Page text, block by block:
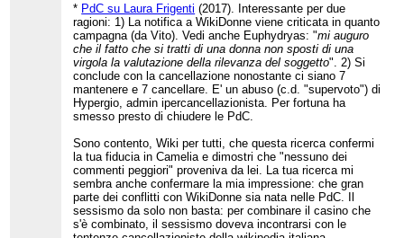
* PdC su Laura Frigenti (2017). Interessante per due
ragioni: 1) La notifica a WikiDonne viene criticata in quanto
campagna (da Vito). Vedi anche Euphydryas: "mi auguro
che il fatto che si tratti di una donna non sposti di una
virgola la valutazione della rilevanza del soggetto". 2) Si
conclude con la cancellazione nonostante ci siano 7
mantenere e 7 cancellare. E' un abuso (c.d. "supervoto") di
Hypergio, admin ipercancellazionista. Per fortuna ha
smesso presto di chiudere le PdC.
Sono contento, Wiki per tutti, che questa ricerca confermi
la tua fiducia in Camelia e dimostri che "nessuno dei
commenti peggiori" proveniva da lei. La tua ricerca mi
sembra anche confermare la mia impressione: che gran
parte dei conflitti con WikiDonne sia nata nelle PdC. Il
sessismo da solo non basta: per combinare il casino che
s'è combinato, il sessismo doveva incontrarsi con le